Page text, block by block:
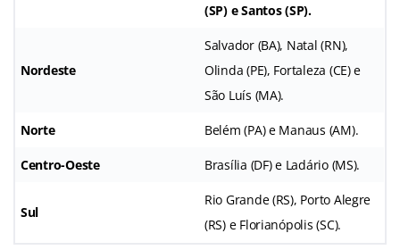
(SP) e Santos (SP).
Nordeste
Salvador (BA), Natal (RN),
Olinda (PE), Fortaleza (CE) e
São Luís (MA).
Norte Belém (PA) e Manaus (AM).
Centro-Oeste Brasília (DF) e Ladário (MS).
Sul
Rio Grande (RS), Porto Alegre
(RS) e Florianópolis (SC).